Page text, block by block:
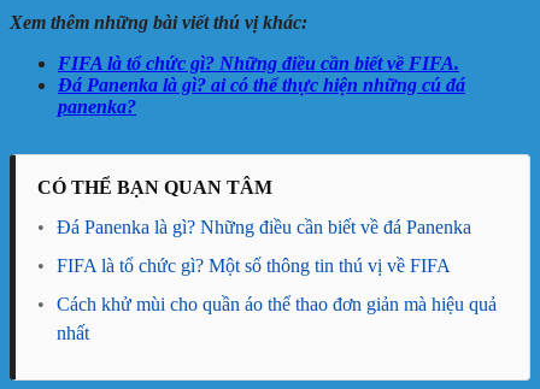
Xem thêm những bài viết thú vị khác:
FIFA là tổ chức gì? Những điều cần biết về FIFA.
Đá Panenka là gì? ai có thể thực hiện những cú đá
panenka?
CÓ THỂ BẠN QUAN TÂM
•
Đá Panenka là gì? Những điều cần biết về đá Panenka
•
FIFA là tổ chức gì? Một số thông tin thú vị về FIFA
•
Cách khử mùi cho quần áo thể thao đơn giản mà hiệu quả
nhất